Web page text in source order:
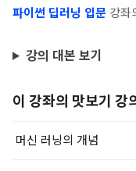
파이썬 딥러닝 입문 강좌
강의 대본 보기
이 강좌의 맛보기 강
머신 러닝의 개념